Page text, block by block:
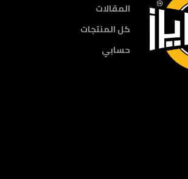
المقالات
كل المنتجات
حسابي